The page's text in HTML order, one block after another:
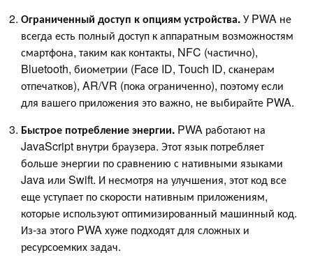
Ограниченный доступ к опциям устройства.У PWA не
всегда есть полный доступ к аппаратным возможностям
смартфона, таким как контакты, NFC (частично),
Bluetooth, биометрии (Face ID, Touch ID, сканерам
отпечатков), AR/VR (пока ограниченно), поэтому если
для вашего приложения это важно, не выбирайте PWA.
Быстрое потребление энергии. PWA работают на
JavaScript внутри браузера. Этот язык потребляет
больше энергии по сравнению с нативными языками
Java или Swift. И несмотря на улучшения, этот код все
еще уступает по скорости нативным приложениям,
которые используют оптимизированный машинный код.
Из-за этого PWA хуже подходят для сложных и
ресурсоемких задач.